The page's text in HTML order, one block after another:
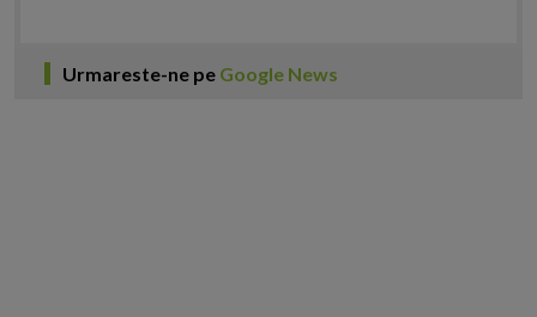
Urmareste-ne pe Google News